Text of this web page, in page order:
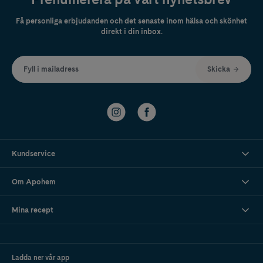
Få personliga erbjudanden och det senaste inom hälsa och skönhet
direkt i din inbox.
Fyll i mailadress Skicka
Kundservice
Om Apohem
Mina recept
Ladda ner vår app